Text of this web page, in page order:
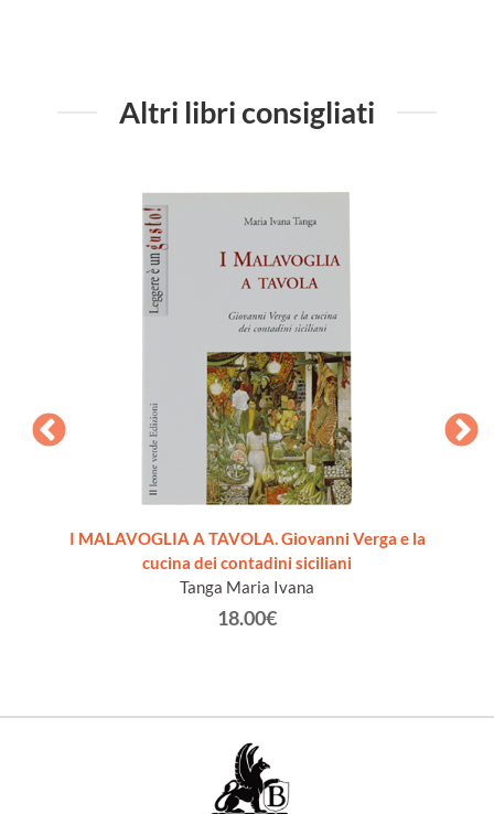
Altri libri consigliati
I MALAVOGLIA A TAVOLA. Giovanni Verga e la
cucina dei contadini siciliani
Tanga Maria Ivana
18.00€